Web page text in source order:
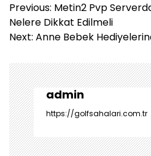
Y
a
z
g
e
z
i
n
m
Previous: Metin2 Pvp
Nelere Dikkat Edilmeli
Next: Anne Bebek
admin
https://golfsahalari.com.tr